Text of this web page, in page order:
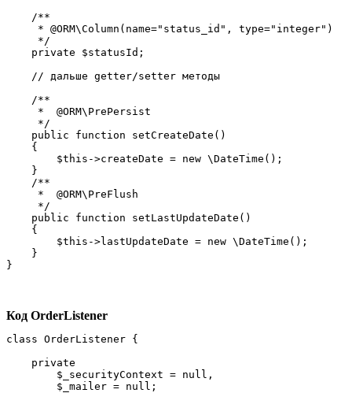
    /**
     * @ORM\Column(name="status_id", type="integer")
     */
    private $statusId;
    // дальше getter/setter методы
    /**
     *  @ORM\PrePersist
     */
    public function setCreateDate()
    {
        $this->createDate = new \DateTime();
    }
    /**
     *  @ORM\PreFlush
     */
    public function setLastUpdateDate()
    {
        $this->lastUpdateDate = new \DateTime();
    }
}
Код OrderListener
class OrderListener {
    private
        $_securityContext = null,
        $_mailer = null;